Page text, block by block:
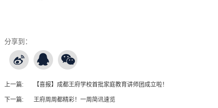
分享到：
上一篇: 【喜报】成都王府学校首批家庭教育讲师团成立啦！
下一篇: 王府周周都精彩！一周简讯速览